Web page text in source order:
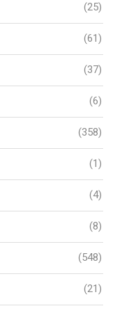
(25)
(61)
(37)
(6)
(358)
(1)
(4)
(8)
(548)
(21)